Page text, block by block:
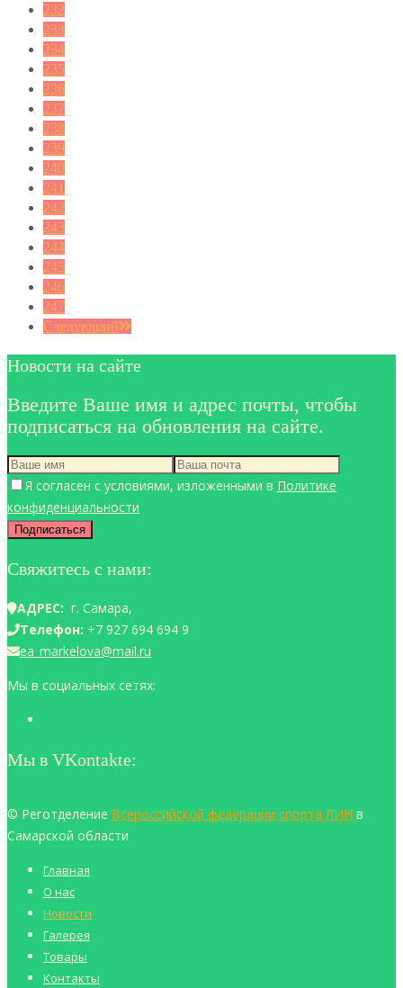
232
233
234
235
236
237
238
239
240
241
242
243
244
245
246
247
Следующий
Новости на сайте
Введите Ваше имя и адрес почты, чтобы
подписаться на обновления на сайте.
Я согласен с условиями, изложенными в Политике
конфиденциальности
Свяжитесь с нами:
АДРЕС: г. Самара,
Телефон: +7 927 694 694 9
ea_markelova@mail.ru
Мы в социальных сетях:
Мы в VKontakte:
© Реготделение Всероссийской федерации спорта ЛИН в
Самарской области
Главная
О нас
Новости
Галерея
Товары
Контакты